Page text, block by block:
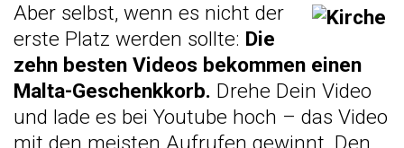
Aber selbst, wenn es nicht der
erste Platz werden sollte: Die
zehn besten Videos bekommen einen
Malta-Geschenkkorb. Drehe Dein Video
und lade es bei Youtube hoch – das Video